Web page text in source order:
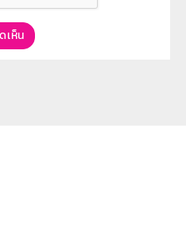
เห็น